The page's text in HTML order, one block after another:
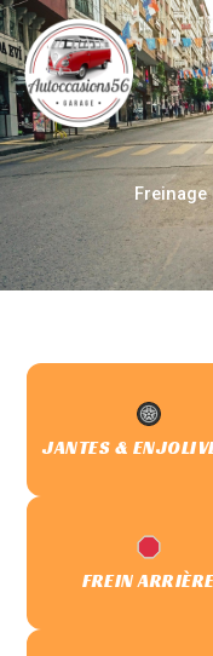
Aller
au
contenu
JANTES &
FREIN